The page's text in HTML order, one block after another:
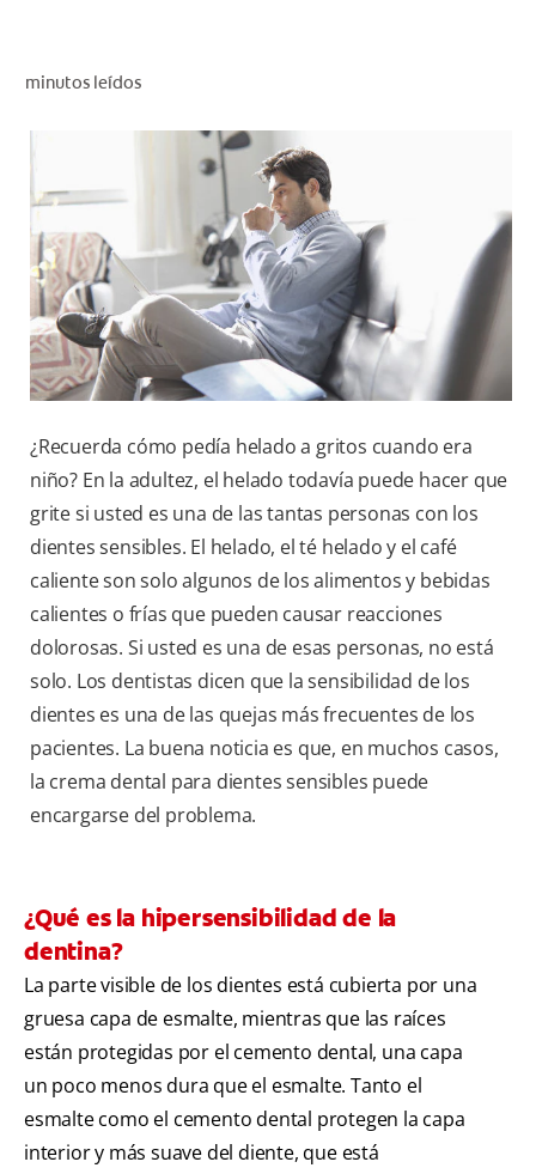
SUSCRÍBASE
minutos leídos
¿Recuerda cómo pedía helado a gritos cuando era
niño? En la adultez, el helado todavía puede hacer que
grite si usted es una de las tantas personas con los
dientes sensibles. El helado, el té helado y el café
caliente son solo algunos de los alimentos y bebidas
calientes o frías que pueden causar reacciones
dolorosas. Si usted es una de esas personas, no está
solo. Los dentistas dicen que la sensibilidad de los
dientes es una de las quejas más frecuentes de los
pacientes. La buena noticia es que, en muchos casos,
la crema dental para dientes sensibles puede
encargarse del problema.
¿Qué es la hipersensibilidad de la
dentina?
La parte visible de los dientes está cubierta por una
gruesa capa de esmalte, mientras que las raíces
están protegidas por el cemento dental, una capa
un poco menos dura que el esmalte. Tanto el
esmalte como el cemento dental protegen la capa
interior y más suave del diente, que está